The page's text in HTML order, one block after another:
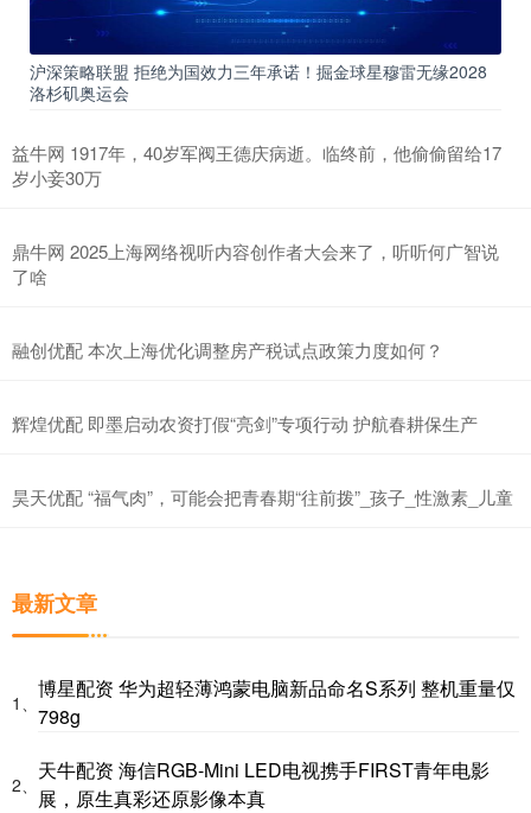
沪深策略联盟 拒绝为国效力三年承诺！掘金球星穆雷无缘2028
洛杉矶奥运会
益牛网 1917年，40岁军阀王德庆病逝。临终前，他偷偷留给17
岁小妾30万
鼎牛网 2025上海网络视听内容创作者大会来了，听听何广智说
了啥
融创优配 本次上海优化调整房产税试点政策力度如何？
辉煌优配 即墨启动农资打假“亮剑”专项行动 护航春耕保生产
昊天优配 “福气肉”，可能会把青春期“往前拨”_孩子_性激素_儿童
最新文章
1、
博星配资 华为超轻薄鸿蒙电脑新品命名S系列 整机重量仅
798g
2、
天牛配资 海信RGB-Mini LED电视携手FIRST青年电影
展，原生真彩还原影像本真